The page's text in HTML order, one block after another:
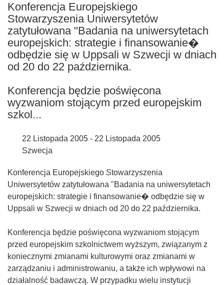
Konferencja Europejskiego
Stowarzyszenia Uniwersytetów
zatytułowana "Badania na uniwersytetach
europejskich: strategie i finansowanie�
odbędzie się w Uppsali w Szwecji w dniach
od 20 do 22 października.
Konferencja będzie poświęcona
wyzwaniom stojącym przed europejskim
szkol...
22 Listopada 2005 - 22 Listopada 2005
Szwecja
Konferencja Europejskiego Stowarzyszenia
Uniwersytetów zatytułowana "Badania na uniwersytetach
europejskich: strategie i finansowanie� odbędzie się w
Uppsali w Szwecji w dniach od 20 do 22 października.
Konferencja będzie poświęcona wyzwaniom stojącym
przed europejskim szkolnictwem wyższym, związanym z
koniecznymi zmianami kulturowymi oraz zmianami w
zarządzaniu i administrowaniu, a także ich wpływowi na
działalność badawczą. W przypadku wielu instytucji